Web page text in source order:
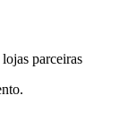
parceiras